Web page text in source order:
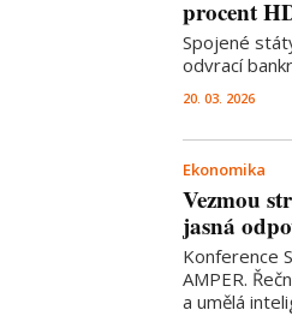
procent
Spojené
odvrací
20. 03. 2026
Ekonomika
Vezmou
jasná
Konference
AMPER.
a umělá